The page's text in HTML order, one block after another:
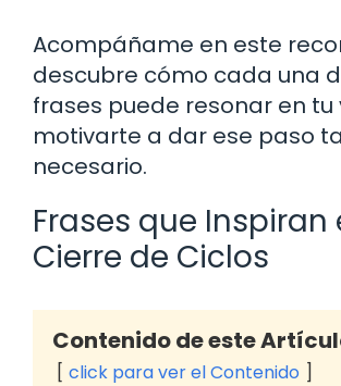
Acompáñame en este
descubre cómo cada una
frases puede resonar en tu
motivarte a dar ese paso
necesario.
Frases que Inspiran
Cierre de Ciclos
Contenido de este
click para ver el Contenido